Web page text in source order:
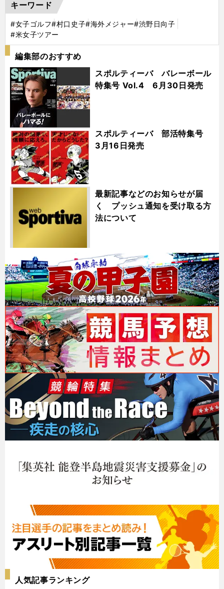
キーワード
#女子ゴルフ#村口史子#海外メジャー#渋野日向子
#米女子ツアー
編集部のおすすめ
スポルティーバ バレーボール
特集号 Vol.4 6月30日発売
スポルティーバ 部活特集号
3月16日発売
最新記事などのお知らせが届
く プッシュ通知を受け取る方
法について
人気記事ランキング